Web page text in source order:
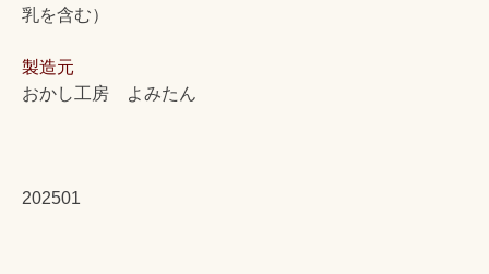
乳を含む）
製造元
おかし工房 よみたん
202501